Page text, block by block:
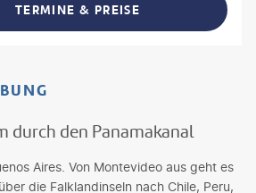
TERMINE & PREISE
durch den Panamakanal
Aires. Von Montevideo aus geht es
die Falklandinseln nach Chile, Peru,